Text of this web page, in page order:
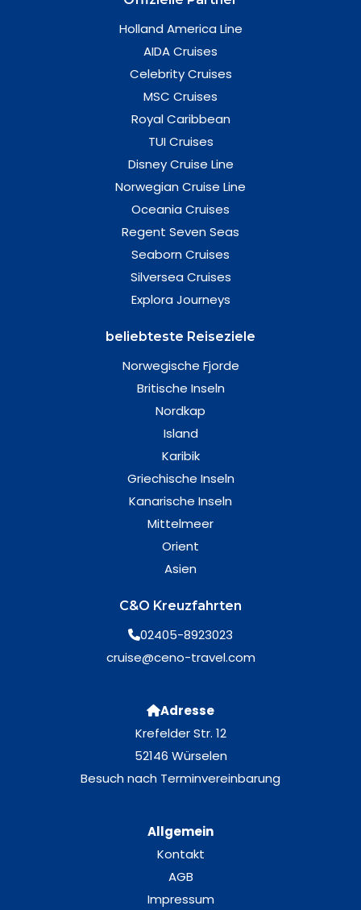
Holland America Line
AIDA Cruises
Celebrity Cruises
MSC Cruises
Royal Caribbean
TUI Cruises
Disney Cruise Line
Norwegian Cruise Line
Oceania Cruises
Regent Seven Seas
Seaborn Cruises
Silversea Cruises
Explora Journeys
beliebteste Reiseziele
Norwegische Fjorde
Britische Inseln
Nordkap
Island
Karibik
Griechische Inseln
Kanarische Inseln
Mittelmeer
Orient
Asien
C&O Kreuzfahrten
02405-8923023
cruise@ceno-travel.com
Adresse
Krefelder Str. 12
52146 Würselen
Besuch nach Terminvereinbarung
Allgemein
Kontakt
AGB
Impressum